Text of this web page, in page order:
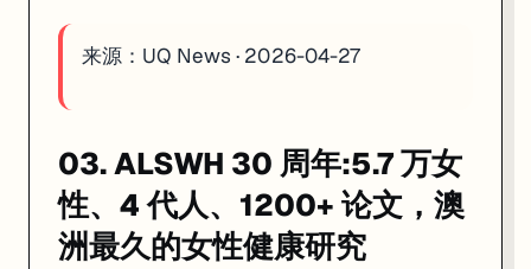
来源： UQ News · 2026-04-27
03. ALSWH 30 周年:5.7 万女
性、4 代人、1200+ 论文，澳
洲最久的女性健康研究